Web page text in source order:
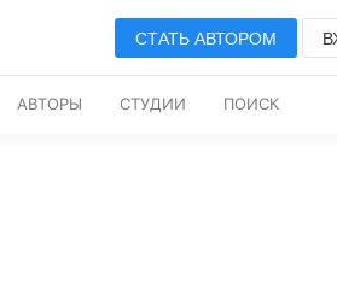
СТАТЬ АВТОРОМ
АВТОРЫ СТУДИИ ПОИСК